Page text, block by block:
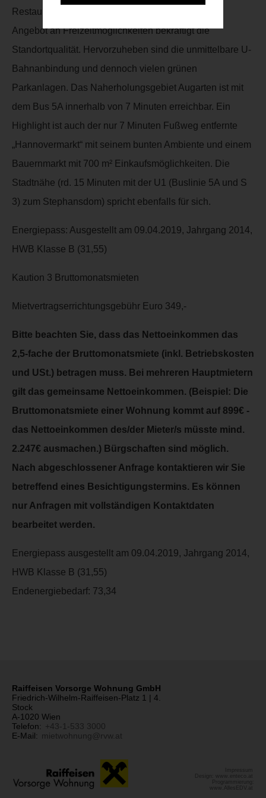
Restaurants und Cafés. Das abwechslungsreiche
Angebot an Freizeitmöglichkeiten bekräftigt die
Standortqualität. Hervorzuheben sind die unmittelbare U-
Bahnanbindung und dennoch vielen grünen
Parkanlagen. Das Naherholungsgebiet Augarten ist mit
dem Bus 5A innerhalb von 7 Minuten erreichbar. Ein
Highlight ist auch der nur 7 Minuten Fußweg entfernte
„Hannovermarkt“ mit seinem bunten Ambiente und einem
Bauernmarkt mit 700 m² Einkaufsmöglichkeiten. Die
Stadtnähe (rd. 15 Minuten mit der U1 (Buslinie 5A und S
3) zum Stephansdom) spricht ebenfalls für sich.
Energiepass: Ausgestellt am 09.04.2019, Jahrgang 2014,
HWB Klasse B (31,55)
Kaution 3 Bruttomonatsmieten
Mietvertragserrichtungsgebühr Euro 349,-
Bitte beachten Sie, dass das Nettoeinkommen das
2,5-fache der Bruttomonatsmiete (inkl. Betriebskosten
und USt.) betragen muss. Bei mehreren Hauptmietern
gilt das gemeinsame Nettoeinkommen. (Beispiel: Die
Bruttomonatsmiete einer Wohnung kommt auf 899€ -
das Nettoeinkommen des/der Mieter/s müsste mind.
2.247€ ausmachen.) Bürgschaften sind möglich.
Nach abgeschlossener Anfrage kontaktieren wir Sie
betreffend eines Besichtigungstermins. Es können
nur Anfragen mit vollständigen Kontaktdaten
bearbeitet werden.
Energiepass ausgestellt am 09.04.2019, Jahrgang 2014,
HWB Klasse B (31,55)
Endenergiebedarf: 73,34
Raiffeisen Vorsorge Wohnung GmbH
Friedrich-Wilhelm-Raiffeisen-Platz 1 | 4.
Stock
A-1020 Wien
Telefon: +43-1-533 3000
E-Mail: mietwohnung@rvw.at